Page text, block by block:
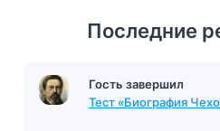
Последние
Гость завершил
Тест «Биография